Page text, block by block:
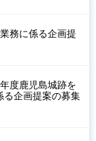
務に係る企画提
度鹿児島城跡を
る企画提案の募集